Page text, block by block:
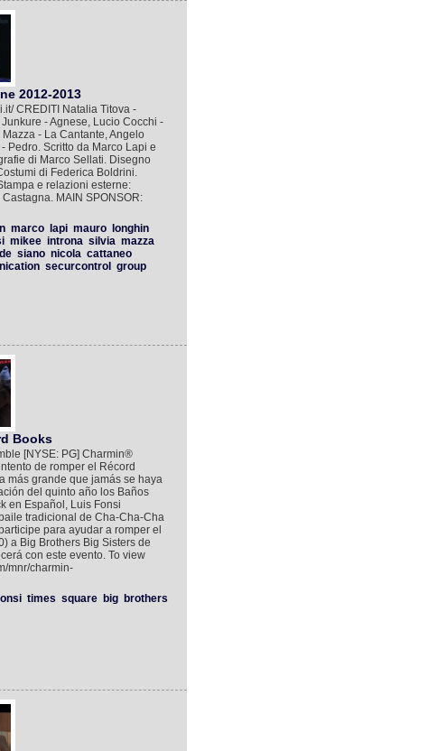
2012-2013
CREDITI Natalia Titova -
- Agnese, Lucio Cocchi -
- La Cantante, Angelo
Pedro. Scritto da Marco Lapi e
di Marco Sellati. Disegno
di Federica Boldrini.
e relazioni esterne:
MAIN SPONSOR:
marco lapi mauro
longhin
mikee introna silvia mazza
de siano nicola cattaneo
securcontrol group
Books
[NYSE: PG] Charmin®
de romper el Récord
más grande que jamás se haya
del quinto año los Baños
en Español, Luis Fonsi
tradicional de Cha-Cha-Cha
para ayudar a romper el
a Big Brothers Big Sisters de
con este evento. To view
mnr/charmin-
times square big
brothers